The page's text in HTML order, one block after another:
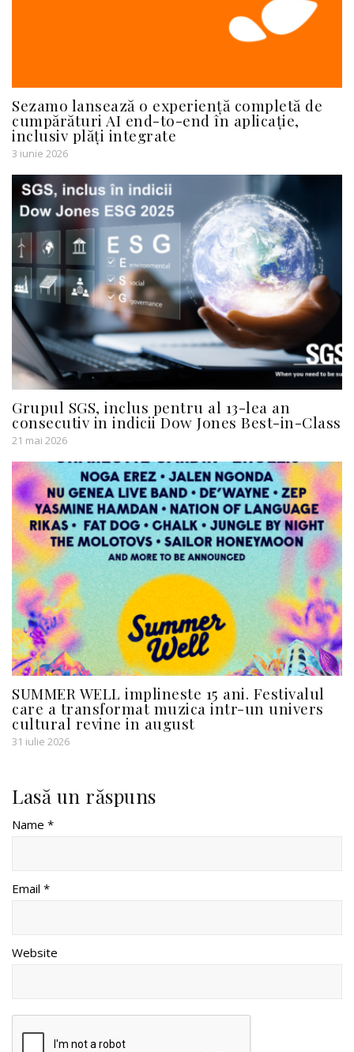
Sezamo lansează o experiență completă de
cumpărături AI end-to-end în aplicație,
inclusiv plăți integrate
3 iunie 2026
Grupul SGS, inclus pentru al 13-lea an
consecutiv in indicii Dow Jones Best-in-Class
21 mai 2026
SUMMER WELL implineste 15 ani. Festivalul
care a transformat muzica intr-un univers
cultural revine in august
31 iulie 2026
Lasă un răspuns
Name *
Email *
Website